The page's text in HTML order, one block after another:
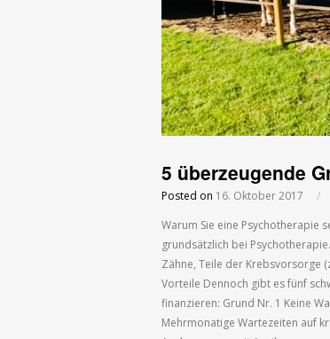
5 überzeugende
Posted on 16. Oktober 2017 /
Warum Sie eine Psychotherapie
grundsätzlich bei
Zähne, Teile der Krebsvorsorge
Vorteile Dennoch gibt es fünf
finanzieren: Grund Nr. 1 Keine
Mehrmonatige Wartezeiten auf